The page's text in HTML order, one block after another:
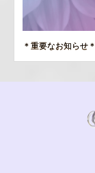
＊重要なお知らせ＊